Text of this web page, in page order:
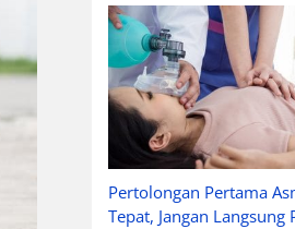
Pertolongan Pertama
Tepat, Jangan Langsung